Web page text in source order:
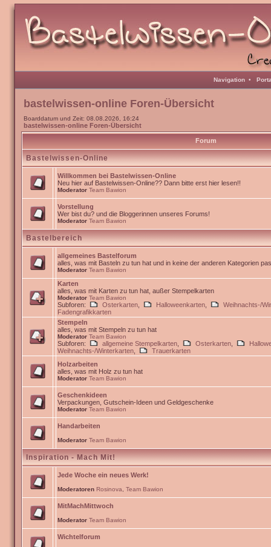
Navigation •
bastelwissen-online Foren-Übersicht
Boarddatum und Zeit: 08.08.2026, 16:24
bastelwissen-online Foren-Übersicht
Forum
Bastelwissen-Online
Willkommen bei Bastelwissen-Online
Neu hier auf Bastelwissen-Online?? Dann bitte erst hier lesen!!
Moderator Team Bawion
Vorstellung
Wer bist du? und die Bloggerinnen unseres Forums!
Moderator Team Bawion
Bastelbereich
allgemeines Bastelforum
alles, was mit Basteln zu tun hat und in keine der anderen Kategorien
Moderator Team Bawion
Karten
alles, was mit Karten zu tun hat, außer Stempelkarten
Moderator Team Bawion
Subforen: Osterkarten Halloweenkarten
Weihnachts-/
Fadengrafikkarten
Stempeln
alles, was mit Stempeln zu tun hat
Moderator Team Bawion
Subforen: allgemeine Stempelkarten Osterkarten
Weihnachts-/Winterkarten
Trauerkarten
Holzarbeiten
alles, was mit Holz zu tun hat
Moderator Team Bawion
Geschenkideen
Verpackungen, Gutschein-Ideen und Geldgeschenke
Moderator Team Bawion
Handarbeiten
Moderator Team Bawion
Inspiration - Mach Mit!
Jede Woche ein neues Werk!
Moderatoren Rosinova Team Bawion
MitMachMittwoch
Moderator Team Bawion
Wichtelforum